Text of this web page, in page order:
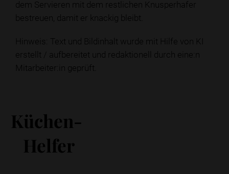
dem Servieren mit dem restlichen Knusperhafer
bestreuen, damit er knackig bleibt.
Hinweis: Text und Bildinhalt wurde mit Hilfe von KI
erstellt / aufbereitet und redaktionell durch eine:n
Mitarbeiter:in geprüft.
Küchen-
Helfer